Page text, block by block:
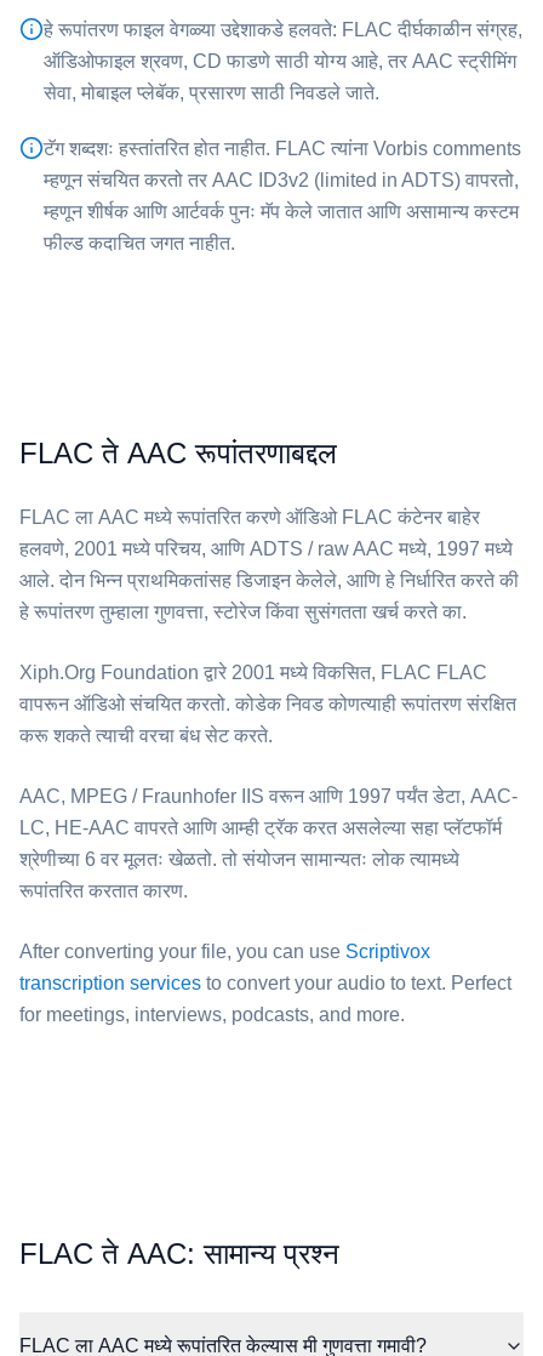
हे रूपांतरण फाइल वेगळ्या उद्देशाकडे हलवते: ⁦FLAC⁩ दीर्घकाळीन संग्रह,
ऑडिओफाइल श्रवण, CD फाडणे साठी योग्य आहे, तर ⁦AAC⁩ स्ट्रीमिंग
सेवा, मोबाइल प्लेबॅक, प्रसारण साठी निवडले जाते.
टॅग शब्दशः हस्तांतरित होत नाहीत. ⁦FLAC⁩ त्यांना Vorbis comments
म्हणून संचयित करतो तर ⁦AAC⁩ ID3v2 (limited in ADTS) वापरतो,
म्हणून शीर्षक आणि आर्टवर्क पुनः मॅप केले जातात आणि असामान्य कस्टम
फील्ड कदाचित जगत नाहीत.
FLAC ते AAC रूपांतरणाबद्दल
⁦FLAC⁩ ला ⁦AAC⁩ मध्ये रूपांतरित करणे ऑडिओ FLAC कंटेनर बाहेर
हलवणे, 2001 मध्ये परिचय, आणि ADTS / raw AAC मध्ये, 1997 मध्ये
आले. दोन भिन्न प्राथमिकतांसह डिजाइन केलेले, आणि हे निर्धारित करते की
हे रूपांतरण तुम्हाला गुणवत्ता, स्टोरेज किंवा सुसंगतता खर्च करते का.
Xiph.Org Foundation द्वारे 2001 मध्ये विकसित, ⁦FLAC⁩ FLAC
वापरून ऑडिओ संचयित करतो. कोडेक निवड कोणत्याही रूपांतरण संरक्षित
करू शकते त्याची वरचा बंध सेट करते.
⁦AAC⁩, MPEG / Fraunhofer IIS वरून आणि 1997 पर्यंत डेटा, AAC-
LC, HE-AAC वापरते आणि आम्ही ट्रॅक करत असलेल्या सहा प्लॅटफॉर्म
श्रेणीच्या 6 वर मूलतः खेळतो. तो संयोजन सामान्यतः लोक त्यामध्ये
रूपांतरित करतात कारण.
After converting your file, you can use Scriptivox
transcription services to convert your audio to text. Perfect
for meetings, interviews, podcasts, and more.
⁦FLAC⁩ ते ⁦AAC⁩: सामान्य प्रश्न
FLAC ला AAC मध्ये रूपांतरित केल्यास मी गुणवत्ता गमावी?